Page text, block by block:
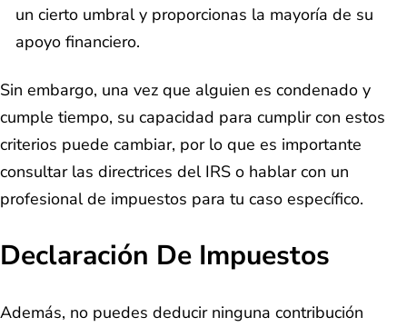
un cierto umbral y proporcionas la mayoría de su
apoyo financiero.
Sin embargo, una vez que alguien es condenado y
cumple tiempo, su capacidad para cumplir con estos
criterios puede cambiar, por lo que es importante
consultar las directrices del IRS o hablar con un
profesional de impuestos para tu caso específico.
Declaración De Impuestos
Además, no puedes deducir ninguna contribución